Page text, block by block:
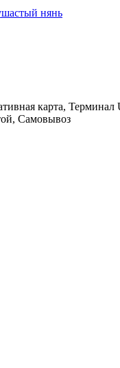
нянь
карта,
Самовывоз